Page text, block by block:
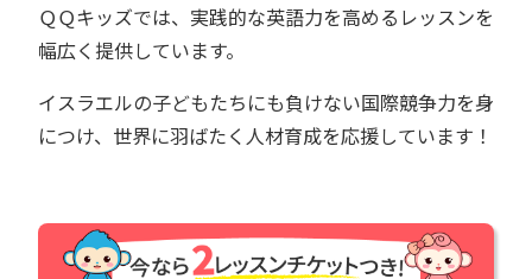
ＱＱキッズでは、実践的な英語力を高めるレッスンを
幅広く提供しています。
イスラエルの子どもたちにも負けない国際競争力を身
につけ、世界に羽ばたく人材育成を応援しています！